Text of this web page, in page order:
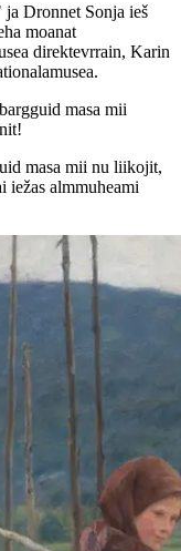
Dronnet Sonja ieš
moanat
direktevrrain, Karin
masa mii
masa mii nu liikojit,
iežas almmuheami